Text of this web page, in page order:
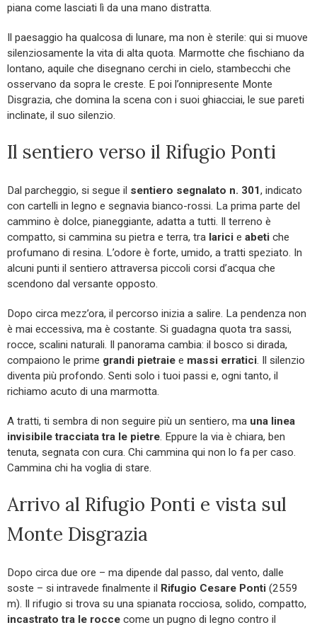
piana come lasciati lì da una mano distratta.
Il paesaggio ha qualcosa di lunare, ma non è sterile: qui si muove
silenziosamente la vita di alta quota. Marmotte che fischiano da
lontano, aquile che disegnano cerchi in cielo, stambecchi che
osservano da sopra le creste. E poi l’onnipresente Monte
Disgrazia, che domina la scena con i suoi ghiacciai, le sue pareti
inclinate, il suo silenzio.
Il sentiero verso il Rifugio Ponti
Dal parcheggio, si segue il sentiero segnalato n. 301, indicato
con cartelli in legno e segnavia bianco-rossi. La prima parte del
cammino è dolce, pianeggiante, adatta a tutti. Il terreno è
compatto, si cammina su pietra e terra, tra larici e abeti che
profumano di resina. L’odore è forte, umido, a tratti speziato. In
alcuni punti il sentiero attraversa piccoli corsi d’acqua che
scendono dal versante opposto.
Dopo circa mezz’ora, il percorso inizia a salire. La pendenza non
è mai eccessiva, ma è costante. Si guadagna quota tra sassi,
rocce, scalini naturali. Il panorama cambia: il bosco si dirada,
compaiono le prime grandi pietraie e massi erratici. Il silenzio
diventa più profondo. Senti solo i tuoi passi e, ogni tanto, il
richiamo acuto di una marmotta.
A tratti, ti sembra di non seguire più un sentiero, ma una linea
invisibile tracciata tra le pietre. Eppure la via è chiara, ben
tenuta, segnata con cura. Chi cammina qui non lo fa per caso.
Cammina chi ha voglia di stare.
Arrivo al Rifugio Ponti e vista sul
Monte Disgrazia
Dopo circa due ore – ma dipende dal passo, dal vento, dalle
soste – si intravede finalmente il
Rifugio Cesare Ponti (2559
m). Il rifugio si trova su una spianata rocciosa, solido, compatto,
incastrato tra le rocce come un pugno di legno contro il